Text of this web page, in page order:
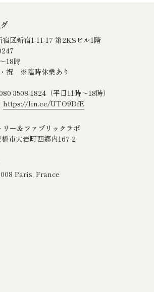
区新宿1-11-17 第2KSビル1階
18時
祝 ※臨時休業あり
（平日11時～18時）
https://lin.ee/UTO9DfE
ー＆ファブリックラボ
市大岩町西郷内167-2
Paris, France